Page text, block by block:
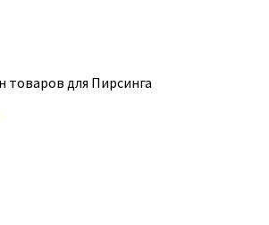
товаров для Пирсинга